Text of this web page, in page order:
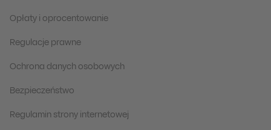
Opłaty i oprocentowanie
Regulacje prawne
Ochrona danych osobowych
Bezpieczeństwo
Regulamin strony internetowej